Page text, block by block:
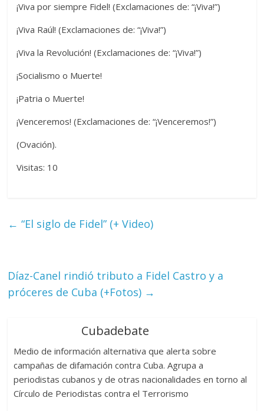
¡Viva por siempre Fidel! (Exclamaciones de: “¡Viva!”)
¡Viva Raúl! (Exclamaciones de: “¡Viva!”)
¡Viva la Revolución! (Exclamaciones de: “¡Viva!”)
¡Socialismo o Muerte!
¡Patria o Muerte!
¡Venceremos! (Exclamaciones de: “¡Venceremos!”)
(Ovación).
Visitas: 10
← “El siglo de Fidel” (+ Video)
Díaz-Canel rindió tributo a Fidel Castro y a
próceres de Cuba (+Fotos) →
Cubadebate
Medio de información alternativa que alerta sobre
campañas de difamación contra Cuba. Agrupa a
periodistas cubanos y de otras nacionalidades en torno al
Círculo de Periodistas contra el Terrorismo